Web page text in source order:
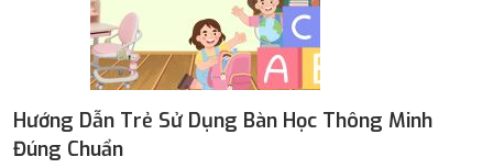
Hướng Dẫn Trẻ Sử Dụng Bàn Học Thông Minh
Đúng Chuẩn